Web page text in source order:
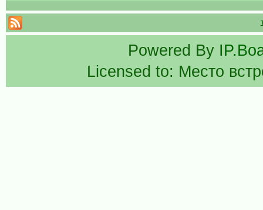
Powered By
Licensed to: Место